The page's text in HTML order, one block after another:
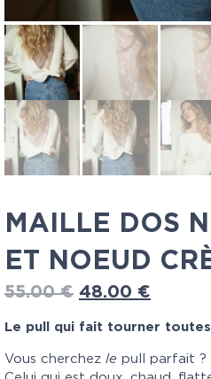
MAILLE DOS
ET NOEUD
55.00€ 48.00 €
Le pull qui fait tourner
Vous cherchez le pull parfait ?